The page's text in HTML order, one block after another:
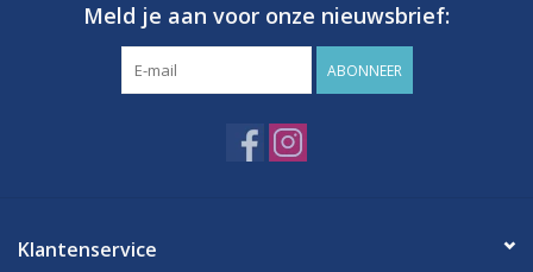
Meld je aan voor onze nieuwsbrief:
ABONNEER
Klantenservice